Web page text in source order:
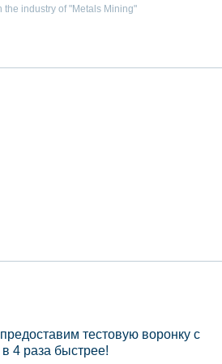
the industry of "Metals Mining"
тестовую воронку с
4 раза быстрее!